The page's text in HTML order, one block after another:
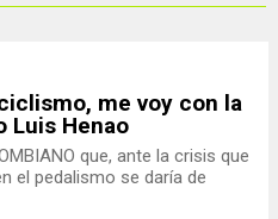
me voy con la
Luis Henao
que, ante la crisis que
el pedalismo se daría de